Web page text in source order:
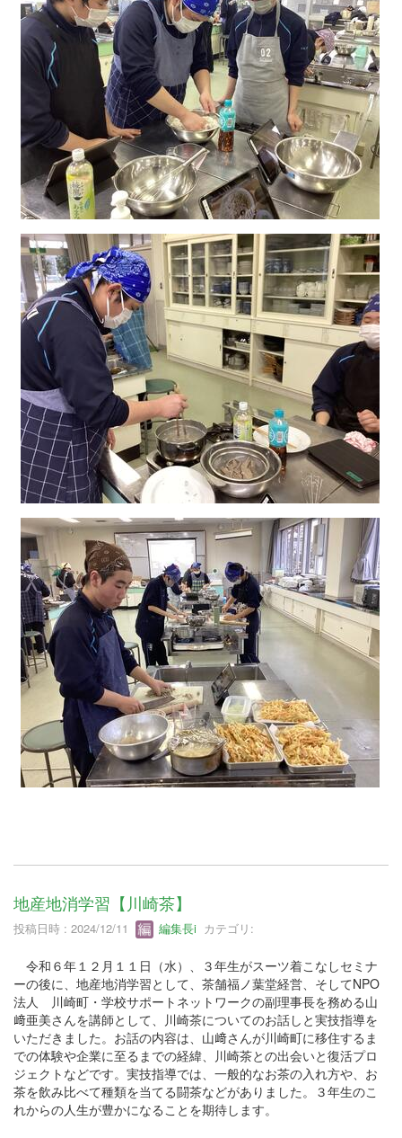
地産地消学習【川崎茶】
投稿日時 : 2024/12/11 編集長i カテゴリ:
令和６年１２月１１日（水）、３年生がスーツ着こなしセミナ
ーの後に、地産地消学習として、茶舗福ノ葉堂経営、そしてNPO
法人 川崎町・学校サポートネットワークの副理事長を務める山
﨑亜美さんを講師として、川崎茶についてのお話しと実技指導を
いただきました。お話の内容は、山﨑さんが川崎町に移住するま
での体験や企業に至るまでの経緯、川崎茶との出会いと復活プロ
ジェクトなどです。実技指導では、一般的なお茶の入れ方や、お
茶を飲み比べて種類を当てる闘茶などがありました。３年生のこ
れからの人生が豊かになることを期待します。